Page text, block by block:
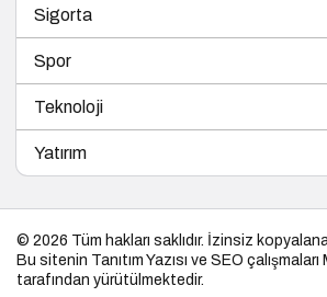
Sigorta
Spor
Teknoloji
Yatırım
© 2026 Tüm hakları saklıdır. İzinsiz
Bu sitenin Tanıtım Yazısı ve SEO çalışmaları
tarafından yürütülmektedir.